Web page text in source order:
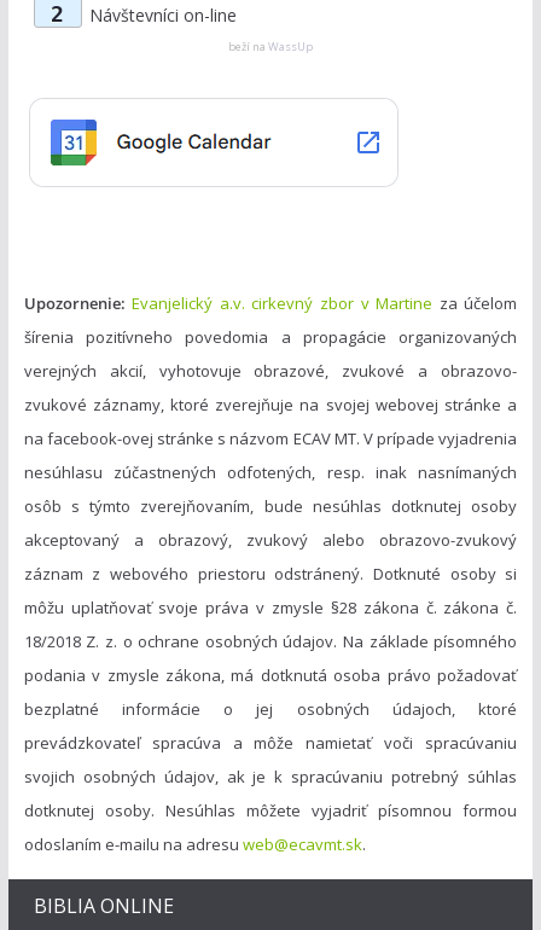
e
r
2 Návštevníci on-line
beží na WassUp
Upozornenie: Evanjelický a.v. cirkevný zbor v Martine za účelom
šírenia pozitívneho povedomia a propagácie organizovaných
verejných akcií, vyhotovuje obrazové, zvukové a obrazovo-
zvukové záznamy, ktoré zverejňuje na svojej webovej stránke a
na facebook-ovej stránke s názvom ECAV MT. V prípade vyjadrenia
nesúhlasu zúčastnených odfotených, resp. inak nasnímaných
osôb s týmto zverejňovaním, bude nesúhlas dotknutej osoby
akceptovaný a obrazový, zvukový alebo obrazovo-zvukový
záznam z webového priestoru odstránený. Dotknuté osoby si
môžu uplatňovať svoje práva v zmysle §28 zákona č. zákona č.
18/2018 Z. z. o ochrane osobných údajov. Na základe písomného
podania v zmysle zákona, má dotknutá osoba právo požadovať
bezplatné informácie o jej osobných údajoch, ktoré
prevádzkovateľ spracúva a môže namietať voči spracúvaniu
svojich osobných údajov, ak je k spracúvaniu potrebný súhlas
dotknutej osoby. Nesúhlas môžete vyjadriť písomnou formou
odoslaním e-mailu na adresu web@ecavmt.sk.
BIBLIA ONLINE